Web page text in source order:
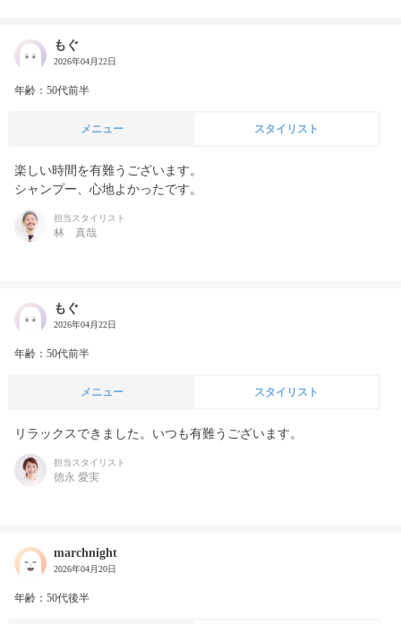
もぐ
2026年04月22日
年齢：50代前半
メニュー スタイリスト
楽しい時間を有難うございます。
シャンプー、心地よかったです。
担当スタイリスト
林 真哉
もぐ
2026年04月22日
年齢：50代前半
メニュー スタイリスト
リラックスできました。いつも有難うございます。
担当スタイリスト
徳永 愛実
marchnight
2026年04月20日
年齢：50代後半